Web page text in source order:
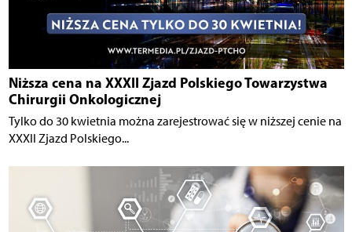
Niższa cena na XXXII Zjazd Polskiego Towarzystwa
Chirurgii Onkologicznej
Tylko do 30 kwietnia można zarejestrować się w niższej cenie na
XXXII Zjazd Polskiego...